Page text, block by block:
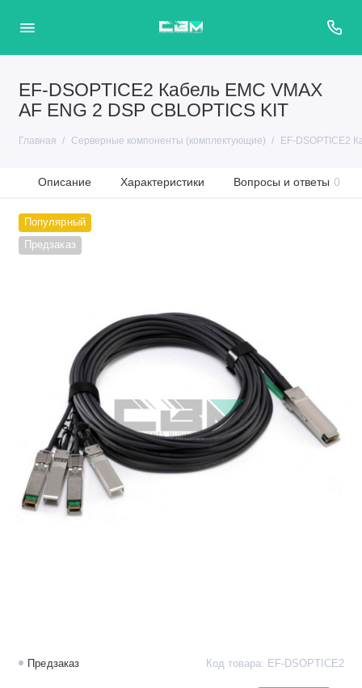
EF-DSOPTICE2 Кабель EMC VMAX
AF ENG 2 DSP CBLOPTICS KIT
Главная Серверные компоненты (комплектующие) EF-DSOPTICE2
Описание Характеристики Вопросы и ответы 0
Популярный
Предзаказ
Предзаказ Код товара: EF-DSOPTICE2